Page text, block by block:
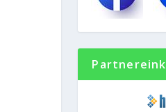
Partnereink